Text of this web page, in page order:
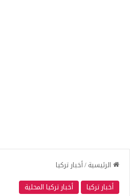
الرئيسية/أخبار تركيا
أخبار تركيا
أخبار تركيا المحلية